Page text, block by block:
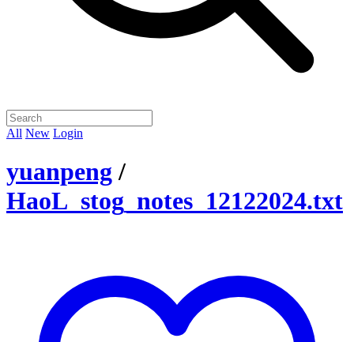
All New Login
yuanpeng /
HaoL_stog_notes_12122024.txt